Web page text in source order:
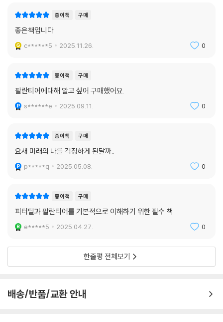
틸은 잡스와 애플이 제품으로 달성한 것과 똑같은 성공을 투자에서 세 차
례나 이루어냈다. 페이팔과 팰런티어의 창업자로서, 또 페이스북의 첫 외
부 투자자로서 수십억 달러 규모의 성공 신화를 쓴 바 있기 때문이다. 201
무려 4,820억 달러에 달한다. 참고로 버핏이 운영하는 버크셔 해서웨이의
기업가치는 4,100억 달러다. 버핏이 버크셔의 경영권을 인수한 때가 지금
으로부터 50년도 더 전인 1965년이고 페이팔이 설립된 때는 1998년이
틸은 두 차례나 벤처캐피털의 상식을 뒤집으며, 트렌드와는 반대로 투자하
고 뛰어난 혁신을 알아채서 적절한 타이밍을 노려야만 막대한 이익을 거둘
수 있다는 점을 보여주었다. 그는 숨겨진 문, 한쪽 구석에 있어서 아무도 들
기술 기업 창업가이자 투자가인 틸은 새로운 파괴적 스타트업의 등장 시점
을 누구보다 잘 간파하는 인물이다. 틸에게 있어 도널드 트럼프 같은 남자
뜨릴 스타트업’인 것이다.
틸의 판단에 따르면 트럼프에 대한 지지를 표명하는 것은 위험한 아웃사이
종이책 구매
좋은책입니다
c******5 2025.11.26. 0
종이책 구매
팔란티어에대해 알고 싶어 구매했어요.
s******e 2025.09.11. 0
종이책 구매
요새 미래의 나를 걱정하게 된달까..
p*****q 2025.05.08. 0
종이책 구매
피터틸과 팔란티어를 기본적으로 이해하기 위한 필수 책
e*****5 2025.04.27. 0
한줄평 전체보기
배송/반품/교환 안내